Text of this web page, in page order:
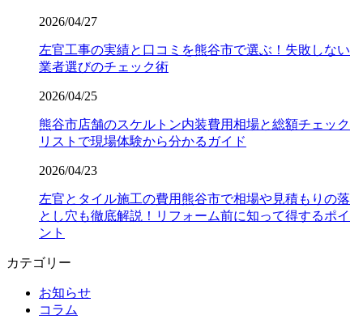
2026/04/27
左官工事の実績と口コミを熊谷市で選ぶ！失敗しない
業者選びのチェック術
2026/04/25
熊谷市店舗のスケルトン内装費用相場と総額チェック
リストで現場体験から分かるガイド
2026/04/23
左官とタイル施工の費用熊谷市で相場や見積もりの落
とし穴も徹底解説！リフォーム前に知って得するポイ
ント
カテゴリー
お知らせ
コラム